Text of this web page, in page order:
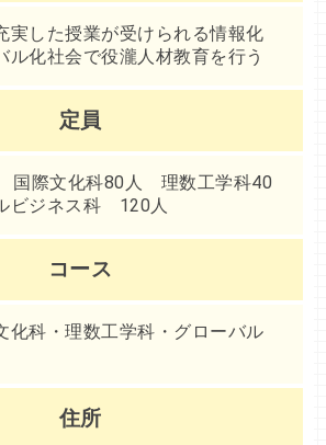
実した授業が受けられる情報化
ル化社会で役瀧人材教育を行う
定員
際文化科80人 理数工学科40
ビジネス科 120人
コース
化科・理数工学科・グローバル
住所